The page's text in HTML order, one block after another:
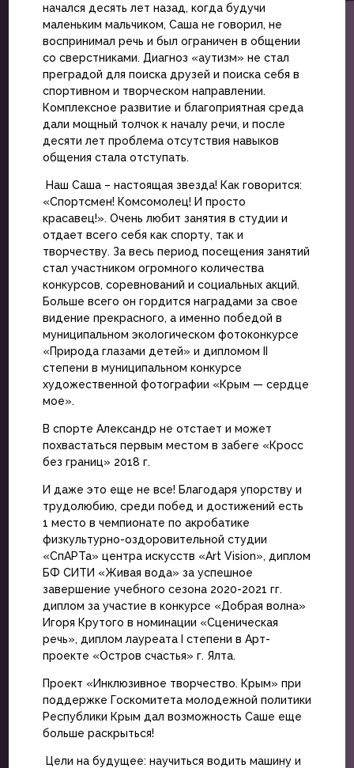
начался десять лет назад, когда будучи
маленьким мальчиком, Саша не говорил, не
воспринимал речь и был ограничен в общении
со сверстниками. Диагноз «аутизм» не стал
преградой для поиска друзей и поиска себя в
спортивном и творческом направлении.
Комплексное развитие и благоприятная среда
дали мощный толчок к началу речи, и после
десяти лет проблема отсутствия навыков
общения стала отступать.
Наш Саша – настоящая звезда! Как говорится:
«Спортсмен! Комсомолeц! И просто
красавец!». Очень любит занятия в студии и
отдает всего себя как спорту, так и
творчеству. За весь период посещения занятий
стал участником огромного количества
конкурсов, соревнований и социальных акций.
Больше всего он гордится наградами за свое
видение прекрасного, а именно победой в
муниципальном экологическом фотоконкурсе
«Природа глазами детей» и дипломом II
степени в муниципальном конкурсе
художественной фотографии «Крым — сердце
мое».
В спорте Александр не отстает и может
похвастаться первым местом в забеге «Кросс
без границ» 2018 г.
И даже это еще не все! Благодаря упорству и
трудолюбию, среди побед и достижений есть
1 место в чемпионате по акробатике
физкультурно-оздоровительной студии
«СпАРТа» центра искусств «Art Vision», диплом
БФ СИТИ «Живая вода» за успешное
завершение учебного сезона 2020-2021 гг.
диплом за участие в конкурсе «Добрая волна»
Игоря Крутого в номинации «Сценическая
речь», диплом лауреата I степени в Арт-
проекте «Остров счастья» г. Ялта.
Проект «Инклюзивное творчество. Крым» при
поддержке Госкомитета молодежной политики
Республики Крым дал возможность Саше еще
больше раскрыться!
Цели на будущее: научиться водить машину и